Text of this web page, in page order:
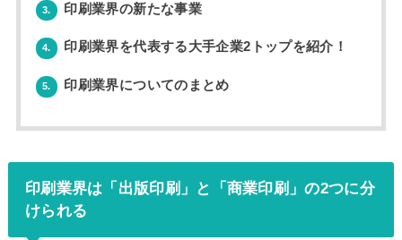
3. 印刷業界の新たな事業
4. 印刷業界を代表する大手企業2トップを紹介！
5. 印刷業界についてのまとめ
印刷業界は「出版印刷」と「商業印刷」の2つに分
けられる